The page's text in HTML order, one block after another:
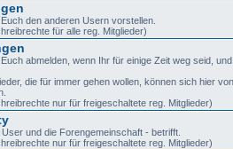
den anderen Usern vorstellen.
für alle reg. Mitglieder)
abmelden, wenn Ihr für einige Zeit weg seid,
die für immer gehen wollen, können sich hier
nur für freigeschaltete reg. Mitglieder)
und die Forengemeinschaft - betrifft.
nur für freigeschaltete reg. Mitglieder)